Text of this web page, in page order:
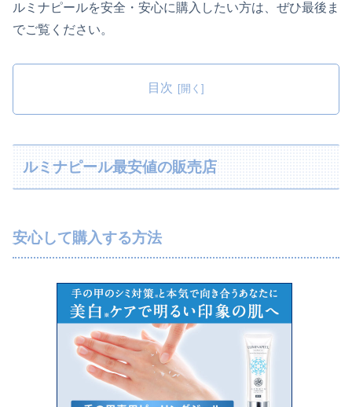
ルミナピールを安全・安心に購入したい方は、ぜひ最後ま
でご覧ください。
目次
ルミナピール最安値の販売店
安心して購入する方法